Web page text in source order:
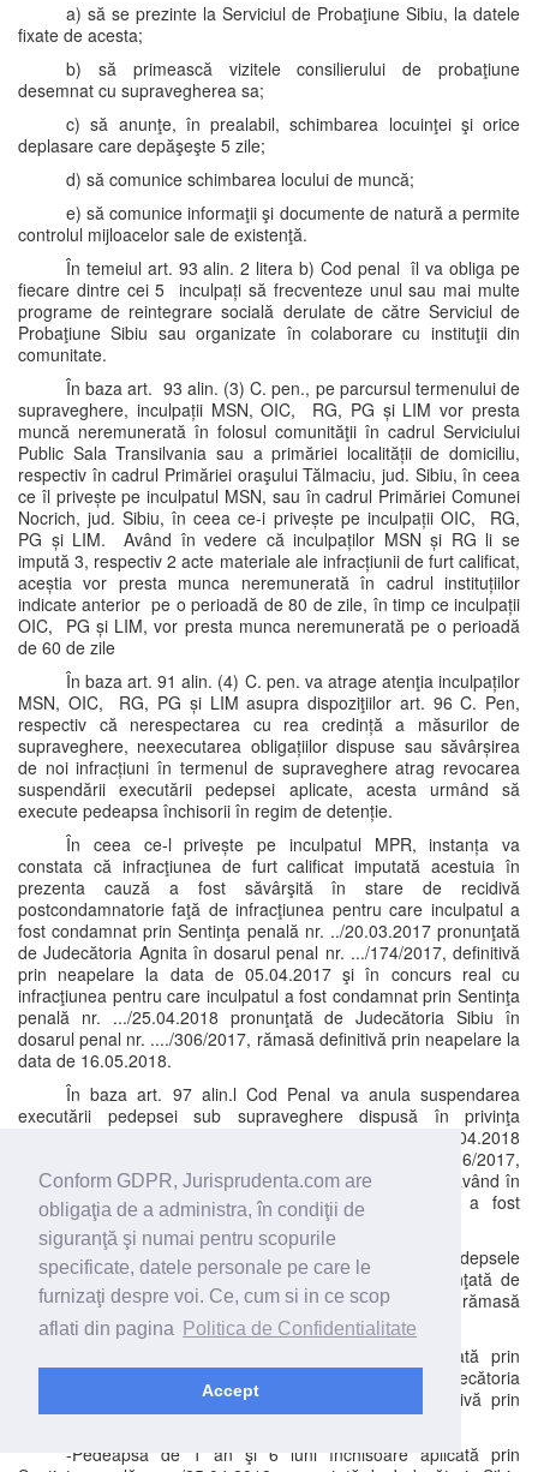
Conform GDPR, Jurisprudenta.com are
obligaţia de a administra, în condiţii de
siguranţă şi numai pentru scopurile
specificate, datele personale pe care le
furnizaţi despre voi. Ce, cum si in ce scop
aflati din pagina
Politica de Confidentialitate
Accept
a) să se prezinte la Serviciul de Probaţiune Sibiu, la datele
fixate de acesta;
b) să primească vizitele consilierului de probaţiune
desemnat cu supravegherea sa;
c) să anunţe, în prealabil, schimbarea locuinţei şi orice
deplasare care depăşeşte 5 zile;
d) să comunice schimbarea locului de muncă;
e) să comunice informaţii şi documente de natură a permite
controlul mijloacelor sale de existenţă.
În temeiul art. 93 alin. 2 litera b) Cod penal îl va obliga pe
fiecare dintre cei 5 inculpați să frecventeze unul sau mai multe
programe de reintegrare socială derulate de către Serviciul de
Probaţiune Sibiu sau organizate în colaborare cu instituţii din
comunitate.
În baza art. 93 alin. (3) C. pen., pe parcursul termenului de
supraveghere, inculpații MSN, OIC, RG, PG și LIM vor presta
muncă neremunerată în folosul comunităţii în cadrul Serviciului
Public Sala Transilvania sau a primăriei localității de domiciliu,
respectiv în cadrul Primăriei oraşului Tălmaciu, jud. Sibiu, în ceea
ce îl privește pe inculpatul MSN, sau în cadrul Primăriei Comunei
Nocrich, jud. Sibiu, în ceea ce-i privește pe inculpații OIC, RG,
PG și LIM. Având în vedere că inculpaților MSN și RG li se
impută 3, respectiv 2 acte materiale ale infracțiunii de furt calificat,
aceștia vor presta munca neremunerată în cadrul instituțiilor
indicate anterior pe o perioadă de 80 de zile, în timp ce inculpații
OIC, PG și LIM, vor presta munca neremunerată pe o perioadă
de 60 de zile
În baza art. 91 alin. (4) C. pen. va atrage atenţia inculpaților
MSN, OIC, RG, PG și LIM asupra dispoziţiilor art. 96 C. Pen,
respectiv că nerespectarea cu rea credință a măsurilor de
supraveghere, neexecutarea obligațiilor dispuse sau săvârșirea
de noi infracțiuni în termenul de supraveghere atrag revocarea
suspendării executării pedepsei aplicate, acesta urmând să
execute pedeapsa închisorii în regim de detenție.
În ceea ce-l privește pe inculpatul MPR, instanța va
constata că infracţiunea de furt calificat imputată acestuia în
prezenta cauză a fost săvârşită în stare de recidivă
postcondamnatorie faţă de infracţiunea pentru care inculpatul a
fost condamnat prin Sentinţa penală nr. ../20.03.2017 pronunţată
de Judecătoria Agnita în dosarul penal nr. .../174/2017, definitivă
prin neapelare la data de 05.04.2017 şi în concurs real cu
infracţiunea pentru care inculpatul a fost condamnat prin Sentinţa
penală nr. .../25.04.2018 pronunţată de Judecătoria Sibiu în
dosarul penal nr. ..../306/2017, rămasă definitivă prin neapelare la
data de 16.05.2018.
În baza art. 97 alin.l Cod Penal va anula suspendarea
executării pedepsei sub supraveghere dispusă în privinţa
inculpatului MPR, prin Sentinţa penală nr. .../25.04.2018
pronunţată de Judecătoria Sibiu în dosarul penal nr. ..../306/2017,
rămasă definitivă prin neapelare la data de 16.05.2018, având în
vedere că infracțiunea cercetată în prezenta cauză a fost
săvârșită înainte de rămânerea definitivă a hotărârii.
Totodată, va repune în individualitatea lor pedepsele
contopite prin Sentinţa penală nr. ..../25.04.2018 pronunţată de
Judecătoria Sibiu în dosarul penal nr. .../306/2017,rămasă
definitivă prin neapelare la data de 16.05.2018, respectiv:
-Pedeapsa de 1 an şi 6 luni închisoare aplicată prin
Sentinţa penală nr. ../20.03.2017 pronunţată de Judecătoria
Agnita în dosarul penal nr. .../174/2017 rămasă definitivă prin
neapelare la data de 05.04.2017.
-Pedeapsa de 1 an şi 6 luni închisoare aplicată prin